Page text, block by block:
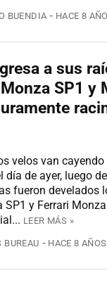
BUENDIA HACE 8
a sus
SP1 y
velos van
día de ayer, luego
fueron develados
SP1 y Ferrari
LEER MÁS »
BUREAU HACE 8 AÑOS